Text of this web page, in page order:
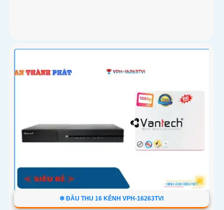
❇ ĐẦU THU 16 KÊNH VPH-16263TVI